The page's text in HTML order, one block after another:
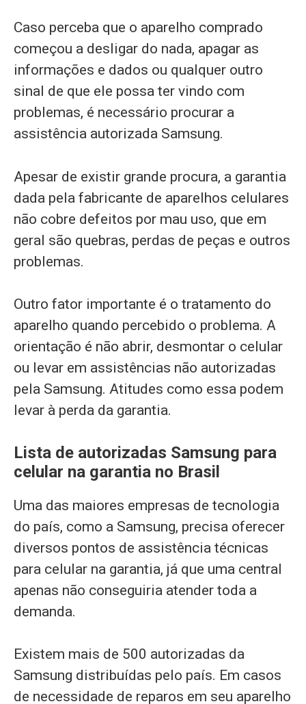
Caso perceba que o aparelho comprado
começou a desligar do nada, apagar as
informações e dados ou qualquer outro
sinal de que ele possa ter vindo com
problemas, é necessário procurar a
assistência autorizada Samsung.
Apesar de existir grande procura, a garantia
dada pela fabricante de aparelhos celulares
não cobre defeitos por mau uso, que em
geral são quebras, perdas de peças e outros
problemas.
Outro fator importante é o tratamento do
aparelho quando percebido o problema. A
orientação é não abrir, desmontar o celular
ou levar em assistências não autorizadas
pela Samsung. Atitudes como essa podem
levar à perda da garantia.
Lista de autorizadas Samsung para
celular na garantia no Brasil
Uma das maiores empresas de tecnologia
do país, como a Samsung, precisa oferecer
diversos pontos de assistência técnicas
para celular na garantia, já que uma central
apenas não conseguiria atender toda a
demanda.
Existem mais de 500 autorizadas da
Samsung distribuídas pelo país. Em casos
de necessidade de reparos em seu aparelho